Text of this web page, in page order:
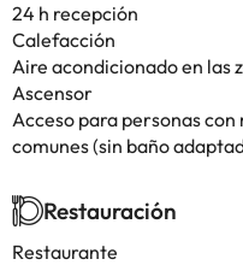
24 h recepción
Calefacción
Aire acondicionado en las
Ascensor
Acceso para personas
comunes (sin baño
Restauración
Restaurante